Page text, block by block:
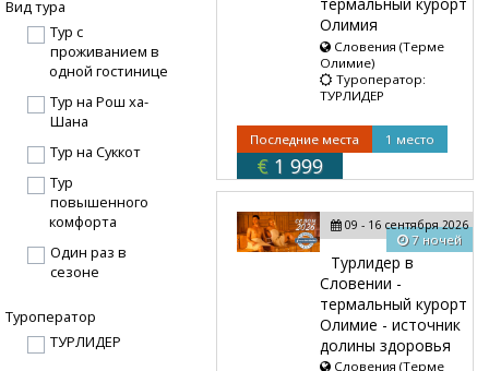
Олимия
Словения (Терме
Олимие)
Туроператор:
ТУРЛИДЕР
Последние места 1 место
€ 1 999
09 - 16 сентября 2026
7 ночей
Турлидер в
Словении -
термальный курорт
Олимие - источник
долины здоровья
Словения (Терме
Вид тура
Тур с
проживанием в
одной гостинице
Тур на Рош ха-
Шана
Тур на Суккот
Тур
повышенного
комфорта
Один раз в
сезоне
Туроператор
ТУРЛИДЕР